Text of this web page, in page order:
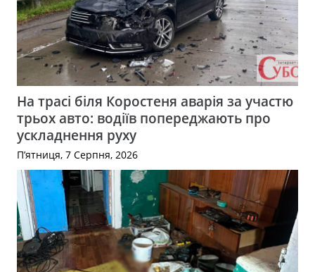
На трасі біля Коростеня аварія за участю
трьох авто: водіїв попереджають про
ускладнення руху
П’ятниця, 7 Серпня, 2026